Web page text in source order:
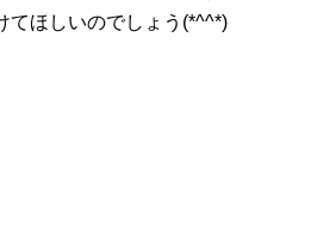
てほしいのでしょう(*^^*)